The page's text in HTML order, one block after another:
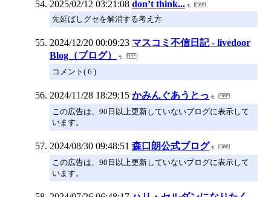
2025/02/12 03:21:08 don’t think...
先延ばしグセを解消する考え方
2024/12/20 00:09:23 マスコミ不信日記 - livedoor
Blog（ブログ）
コメント( 6 )
2024/11/28 18:29:15 かみんぐあうとっ
この広告は、90日以上更新していないブログに表示して
います。
2024/08/30 09:48:51 森口朗公式ブログ
この広告は、90日以上更新していないブログに表示して
います。